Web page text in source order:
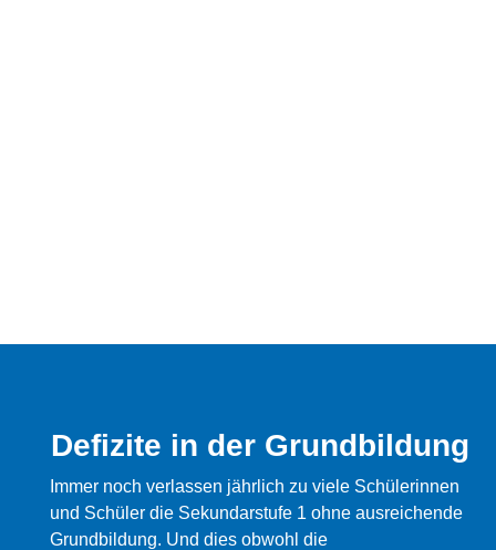
Defizite in der Grundbildung
Immer noch verlassen jährlich zu viele Schülerinnen
und Schüler die Sekundarstufe 1 ohne ausreichende
Grundbildung. Und dies obwohl die